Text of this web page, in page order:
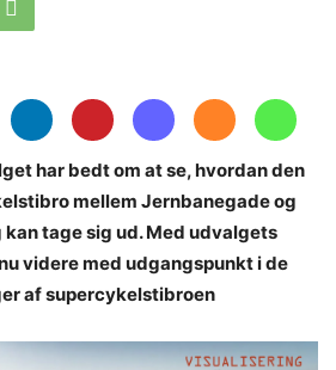
har bedt om at se, hvordan den
mellem Jernbanegade og
kan tage sig ud. Med udvalgets
videre med udgangspunkt i de
af supercykelstibroen